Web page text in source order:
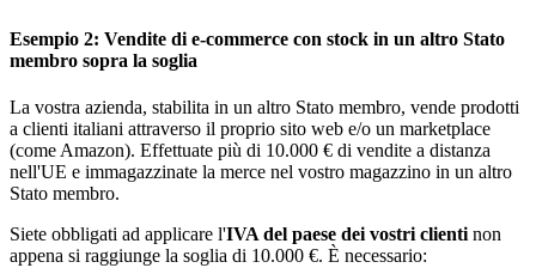
Esempio 2: Vendite di e-commerce con stock in un altro Stato
membro sopra la soglia
La vostra azienda, stabilita in un altro Stato membro, vende prodotti
a clienti italiani attraverso il proprio sito web e/o un marketplace
(come Amazon). Effettuate più di 10.000 € di vendite a distanza
nell'UE e immagazzinate la merce nel vostro magazzino in un altro
Stato membro.
Siete obbligati ad applicare l'IVA del paese dei vostri clienti non
appena si raggiunge la soglia di 10.000 €. È necessario: